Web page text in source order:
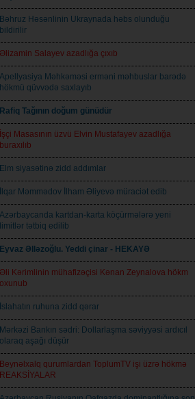
Bəhruz Həsənlinin Ukraynada həbs olunduğu
bildirilir
Əlizamin Salayev azadlığa çıxıb
Apellyasiya Məhkəməsi erməni məhbuslar barədə
hökmü qüvvədə saxlayıb
Rafiq Tağının doğum günüdür
İşçi Masasının üzvü Elvin Mustafayev azadlığa
buraxılıb
Elm siyasətinə zidd addımlar
İlqar Məmmədov İlham Əliyevə müraciət edib
Azərbaycanda kartdan-karta köçürmələrə yeni
limitlər tətbiq edilib
Eyvaz Əlləzoğlu. Yeddi çinar - HEKAYƏ
Əli Kərimlinin mühafizəçisi Kənan Zeynalova hökm
oxunub
İslahatın ruhuna zidd qərar
Mərkəzi Bankın sədri: Dollarlaşma səviyyəsi ardıcıl
olaraq aşağı düşür
Beynəlxalq qurumlardan ToplumTV işi üzrə hökmə
REAKSİYALAR